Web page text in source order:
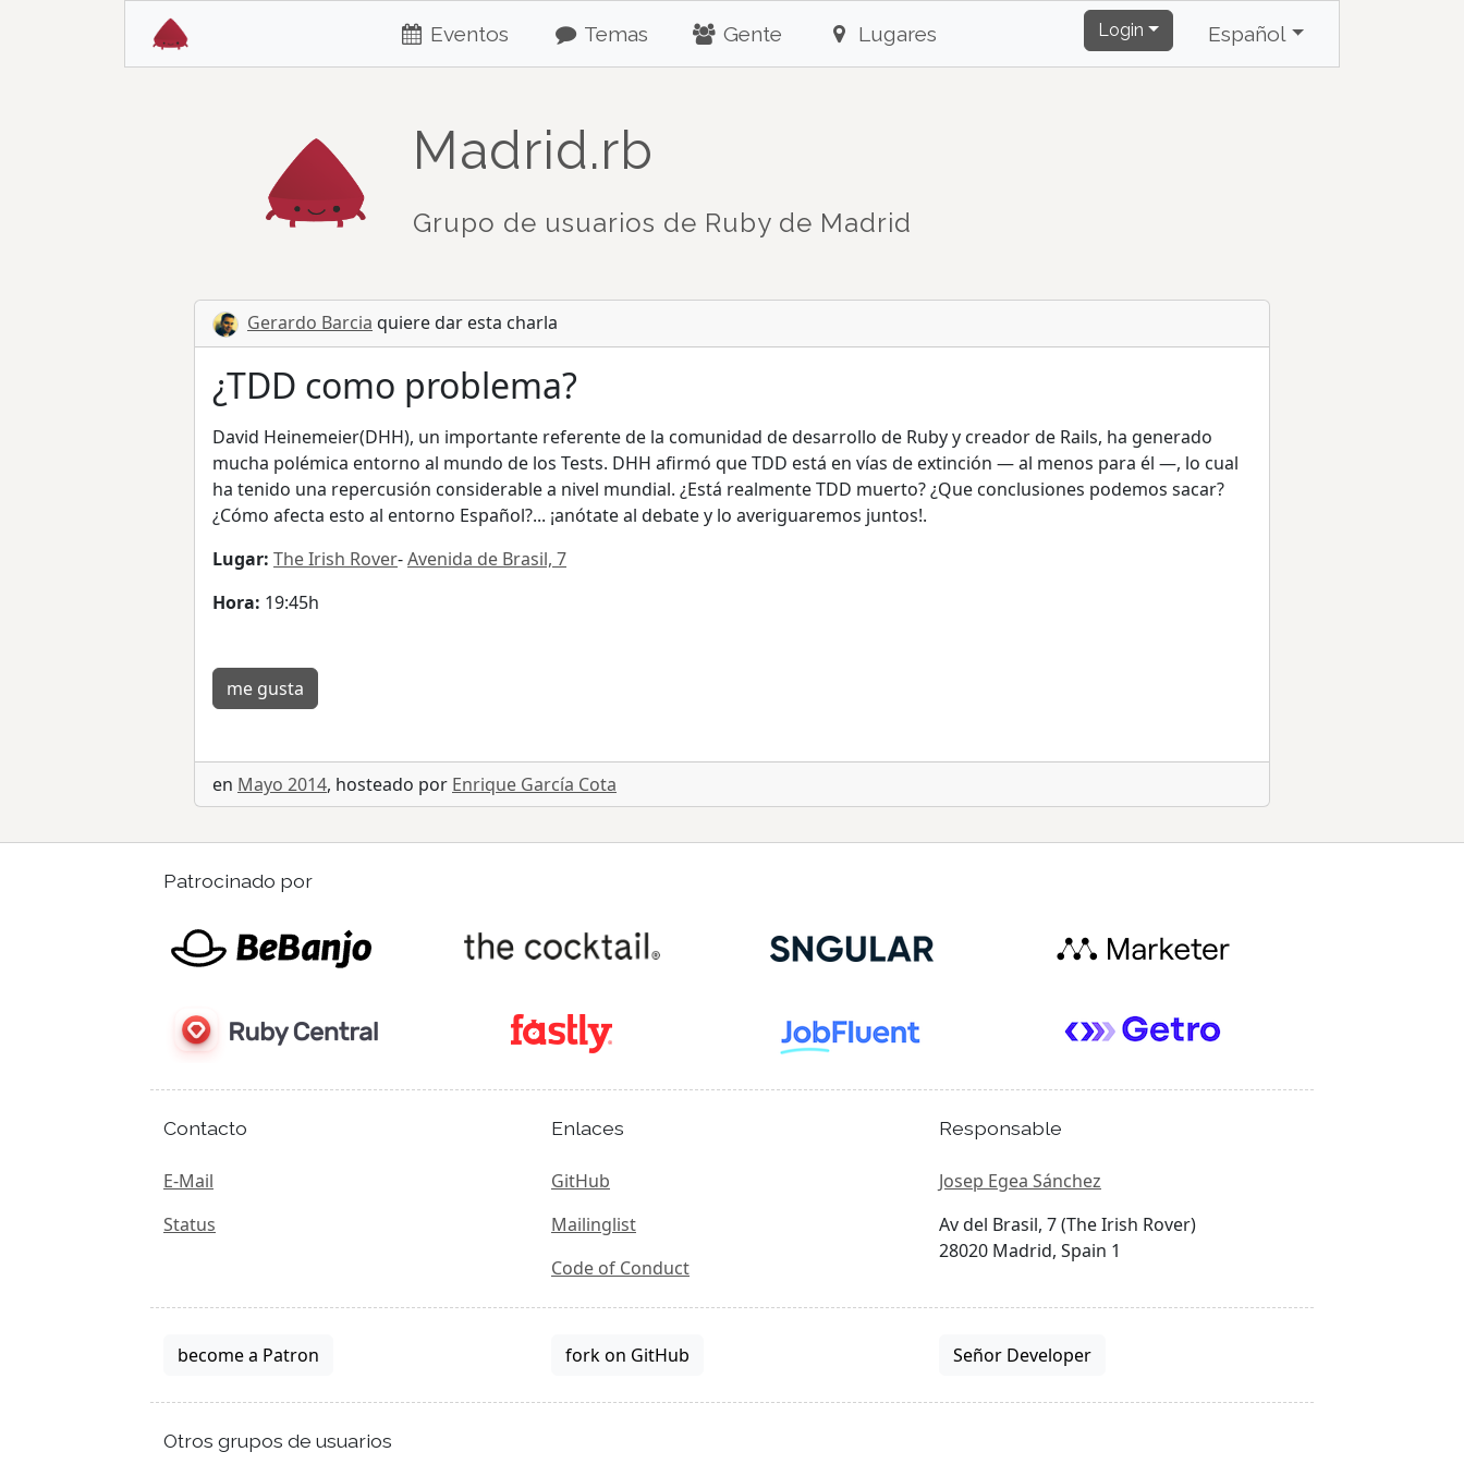
Eventos Temas Gente Lugares Login Español
Madrid.rb
Grupo de usuarios de Ruby de Madrid
Gerardo Barcia quiere dar esta charla
¿TDD como problema?
David Heinemeier(DHH), un importante referente de la comunidad de desarrollo de Ruby y creador de Rails, ha generado
mucha polémica entorno al mundo de los Tests. DHH afirmó que TDD está en vías de extinción — al menos para él —, lo cual
ha tenido una repercusión considerable a nivel mundial. ¿Está realmente TDD muerto? ¿Que conclusiones podemos sacar?
¿Cómo afecta esto al entorno Español?... ¡anótate al debate y lo averiguaremos juntos!.
Lugar: The Irish Rover-Avenida de Brasil, 7
Hora: 19:45h
me gusta
en Mayo 2014, hosteado por Enrique García Cota
Patrocinado por
Contacto
E-Mail
Status
Enlaces
GitHub
Mailinglist
Code of Conduct
Responsable
Josep Egea Sánchez
Av del Brasil, 7 (The Irish Rover)
28020 Madrid, Spain 1
become a Patron fork on GitHub Señor Developer
Otros grupos de usuarios